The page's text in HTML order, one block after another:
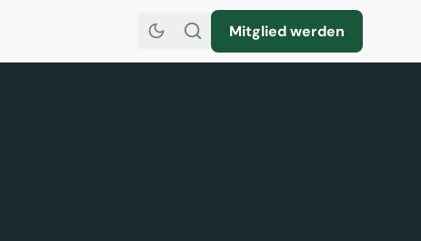
Mitglied werden